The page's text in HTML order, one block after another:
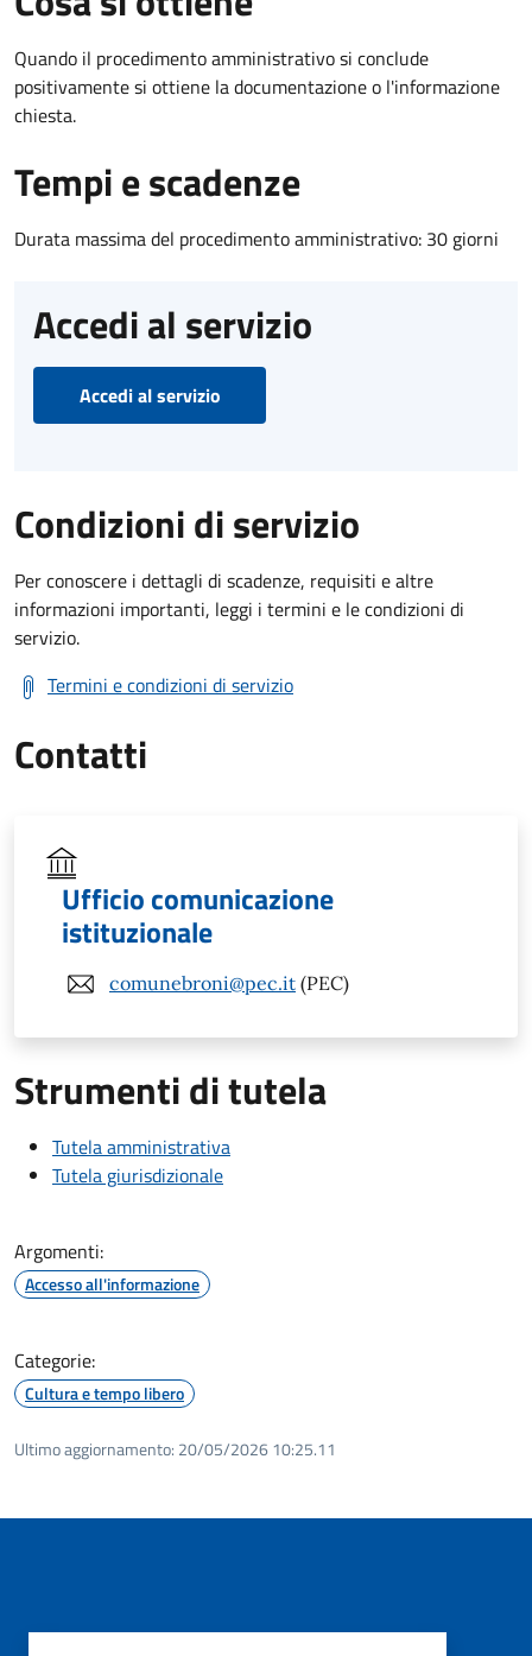
Quando il procedimento amministrativo si conclude
positivamente si ottiene la documentazione o l'informazione
chiesta.
Tempi e scadenze
Durata massima del procedimento amministrativo: 30 giorni
Accedi al servizio
Accedi al servizio
Condizioni di servizio
Per conoscere i dettagli di scadenze, requisiti e altre
informazioni importanti, leggi i termini e le condizioni di
servizio.
Termini e condizioni di servizio
Contatti
Ufficio comunicazione
istituzionale
comunebroni@pec.it (PEC)
Strumenti di tutela
Tutela amministrativa
Tutela giurisdizionale
Argomenti:
Accesso all'informazione
Categorie:
Cultura e tempo libero
Ultimo aggiornamento: 20/05/2026 10:25.11